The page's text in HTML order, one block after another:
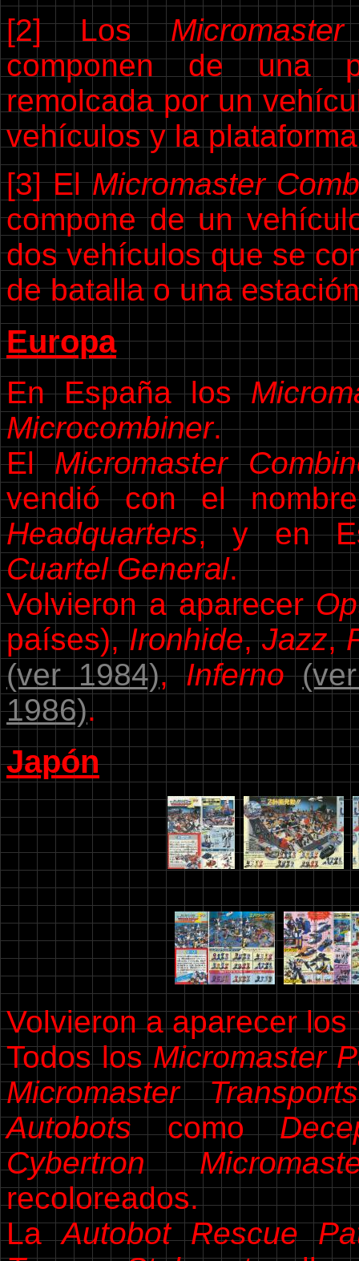
[2] Los
componen de una
remolcada por un
vehículos y la
[3] ElMicromaster
compone de un
dos vehículos que se
de batalla o una
Europa
En España los
Microcombiner.
ElMicromaster
vendió con el
Headquarters, y en
Cuartel General.
Volvieron a aparecer
países),Ironhide,Jazz,
(ver 1984),Inferno
1986).
Japón
Volvieron a aparecer los
Todos losMicromaster
Micromaster Transports
Autobotscomo
Cybertron
recoloreados.
LaAutobot Rescue